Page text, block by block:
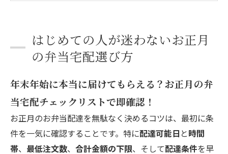
配を楽しむポイント
注文から受け取りまでの流れとポイント
口コミや実体験を活かす！弁当宅配レビューの
見方
店舗概要
はじめての人が迷わないお正月
の弁当宅配選び方
年末年始に本当に届けてもらえる？お正月の弁
当宅配チェックリストで即確認！
お正月のお弁当配達を無駄なく決めるコツは、最初に条
件を一気に確認することです。特に配達可能日 と時間
帯、 最低注文数、 合計金額の下限、そして配達条件を早